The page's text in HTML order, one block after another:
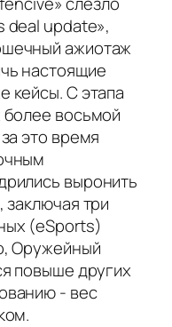
deal update»,
ажиотаж
настоящие
кейсы. С этапа
более восьмой
это время
выронить
заключая три
(eSports)
Оружейный
повыше других
- вес